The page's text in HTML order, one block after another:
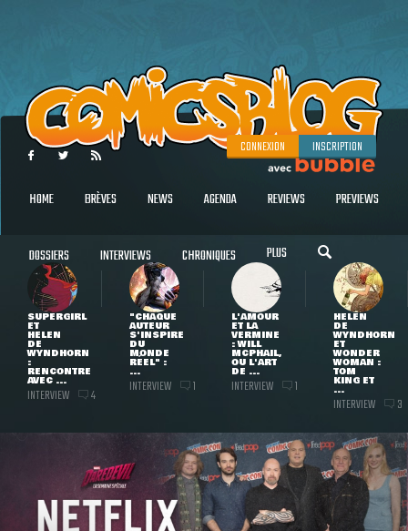
CONNEXION INSCRIPTION
HOME BRÈVES NEWS AGENDA REVIEWS PREVIEWS
DOSSIERS INTERVIEWS CHRONIQUES PLUS
SUPERGIRL
ET
HELEN
DE
WYNDHORN
:
RENCONTRE
AVEC ...
INTERVIEW 4
"CHAQUE
AUTEUR
S'INSPIRE
DU
MONDE
RÉEL" :
...
INTERVIEW 1
L'AMOUR
ET LA
VERMINE
: WILL
MCPHAIL,
OU L'ART
DE ...
INTERVIEW 1
HELEN
DE
WYNDHORN
ET
WONDER
WOMAN :
TOM
KING ET
...
INTERVIEW 3